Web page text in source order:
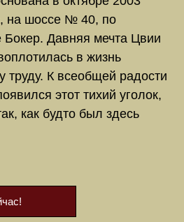
на шоссе № 40, по
Давняя мечта Цвии
в жизнь
труду. К всеобщей радости
этот тихий уголок,
как будто был здесь